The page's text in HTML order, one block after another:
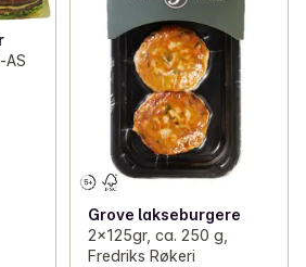
AS
Grove lakseburgere
2x125gr, ca. 250 g,
Fredriks Røkeri